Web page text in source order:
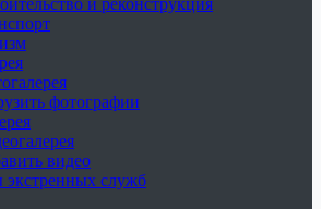
и реконструкция
фотографии
видео
экстренных служб